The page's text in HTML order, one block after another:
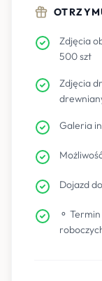
Zdjęcia
500 szt
Zdjęcia
Galeria
Dojazd
⚬